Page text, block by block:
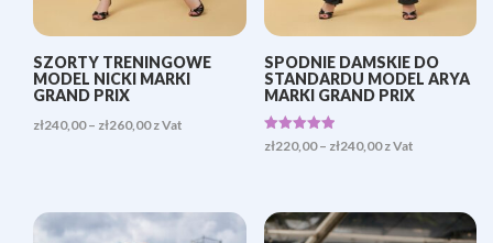
SZORTY TRENINGOWE
MODEL NICKI MARKI
GRAND PRIX
zł240,00 – zł260,00Zakres
zł240,00
do
z Vat
SPODNIE DAMSKIE DO
STANDARDU MODEL ARYA
MARKI GRAND PRIX
Oceniono
5.00
zł220,00 – zł240,00Zakres
zł220,00
z Vat